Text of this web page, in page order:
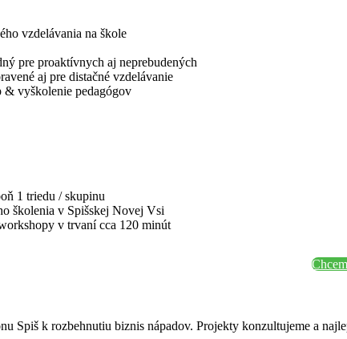
vzdelávania na škole
pre proaktívnych aj neprebudených
aj pre distačné vzdelávanie
vyškolenie pedagógov
1 triedu / skupinu
školenia v Spišskej Novej Vsi
v trvaní cca 120 minút
Spiš k rozbehnutiu biznis nápadov. Projekty konzultujeme a